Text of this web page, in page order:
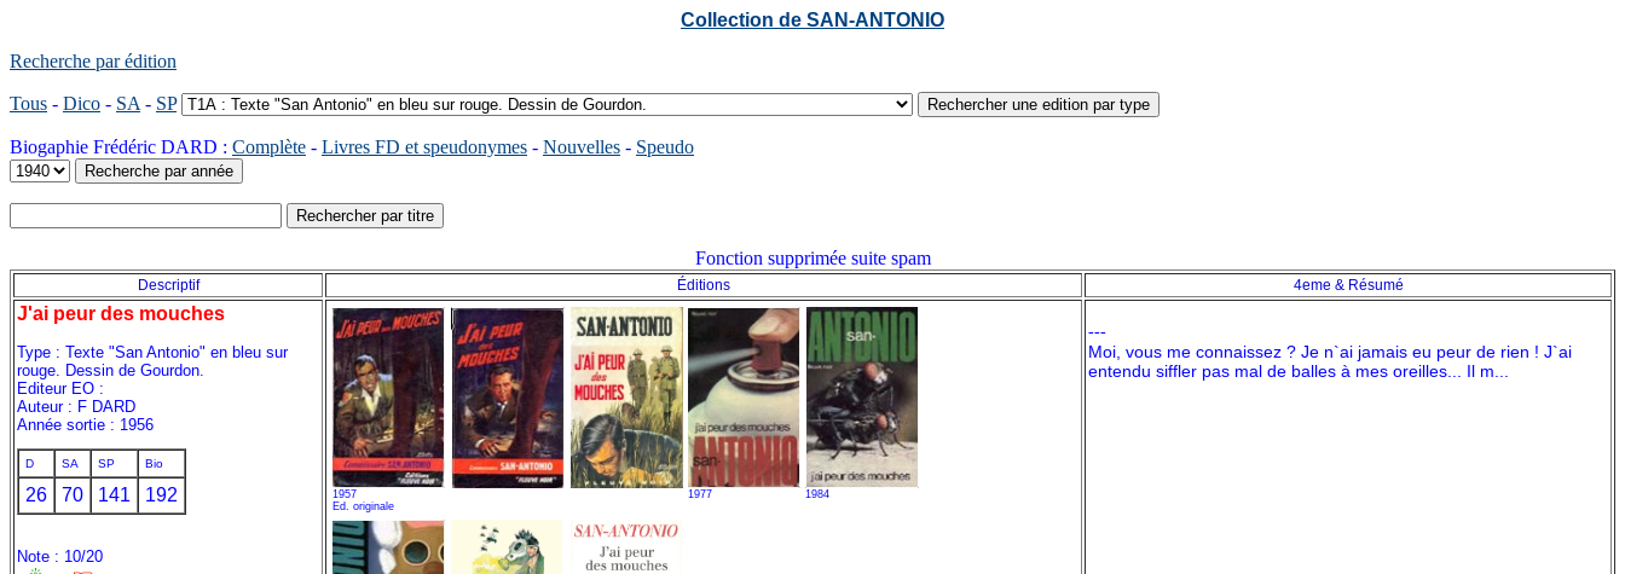
Collection de SAN-ANTONIO
Recherche par édition
Tous - Dico - SA - SP
Biogaphie Frédéric DARD : Complète - Livres FD et speudonymes - Nouvelles - Speudo
Fonction supprimée suite spam
Descriptif Éditions 4eme & Résumé
J'ai peur des mouches
Type : Texte "San Antonio" en bleu sur
rouge. Dessin de Gourdon.
Editeur EO :
Auteur : F DARD
Année sortie : 1956
D SA SP Bio
26 70 141 192
Note : 10/20
1957
Ed. originale
1977 1984
---
Moi, vous me connaissez ? Je n`ai jamais eu peur de rien ! J`ai
entendu siffler pas mal de balles à mes oreilles... Il m...